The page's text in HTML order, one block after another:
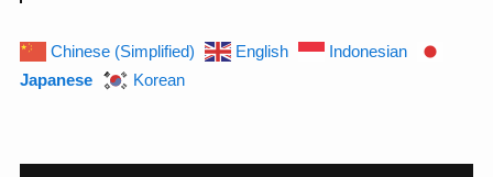
Chinese (Simplified) English
Indonesian
Japanese
Korean